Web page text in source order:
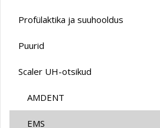
Profülaktika ja suuhooldus
Puurid
Scaler UH-otsikud
AMDENT
EMS